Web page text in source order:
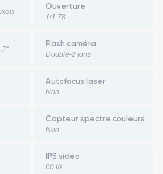
Ouverture
ƒ/1.78
Flash caméra
Double-2 tons
Autofocus laser
Non
Capteur spectre couleurs
Non
IPS vidéo
60 i/s